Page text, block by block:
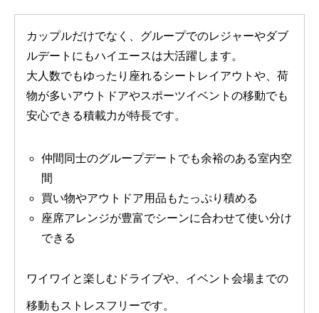
カップルだけでなく、グループでのレジャーやダブ
ルデートにもハイエースは大活躍します。
大人数でもゆったり座れるシートレイアウトや、荷
物が多いアウトドアやスポーツイベントの移動でも
安心できる積載力が特長です。
仲間同士のグループデートでも余裕のある室内空
間
買い物やアウトドア用品もたっぷり積める
座席アレンジが豊富でシーンに合わせて使い分け
できる
ワイワイと楽しむドライブや、イベント会場までの
移動もストレスフリーです。